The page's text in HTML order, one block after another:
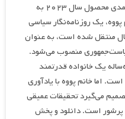
دور دوم، نام فیلمی کمدی محصول سال ۲۰۲۳ به
یک روزنامه‌نگار سیاسی
منتقل شده است، به عنوان
ریاست‌جمهوری منصوب می‌شود.
یک خانواده قدرتمند
اما خانم پووه با یادآوری
می‌گیرد تحقیقات عمیقی
است. دانلود و پخش